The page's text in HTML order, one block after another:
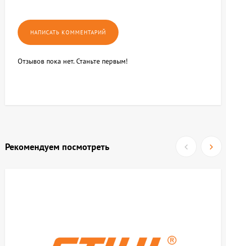
Отзывов пока нет. Станьте первым!
Рекомендуем посмотреть